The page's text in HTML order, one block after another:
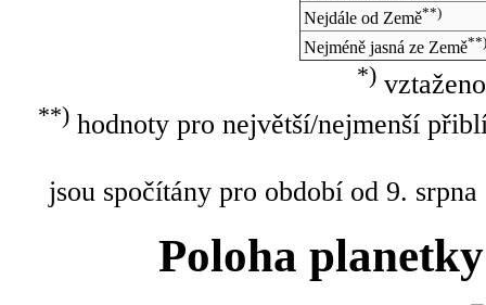
Nejdále od Země**)
Nejméně jasná ze Země**)
*)
**)hodnoty pro největší/nejmenší
jsou spočítány pro období od 9.
Poloha